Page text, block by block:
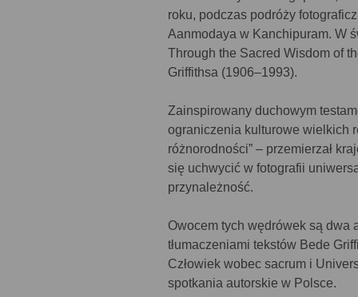
roku, podczas podróży
Aanmodaya w Kanchipuram. W
Through the Sacred Wisdom of
Griffithsa (1906–1993).
Zainspirowany duchowym
ograniczenia kulturowe wielkich
różnorodności” – przemierzał
się uchwycić w fotografii
przynależność.
Owocem tych wędrówek są dwa
tłumaczeniami tekstów Bede
Człowiek wobec sacrum i
spotkania autorskie w Polsce.